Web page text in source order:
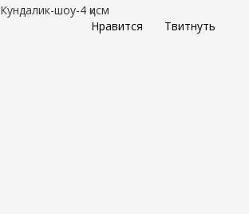
Кундалик-шоу-4 қисм
Нравится
Твитнуть